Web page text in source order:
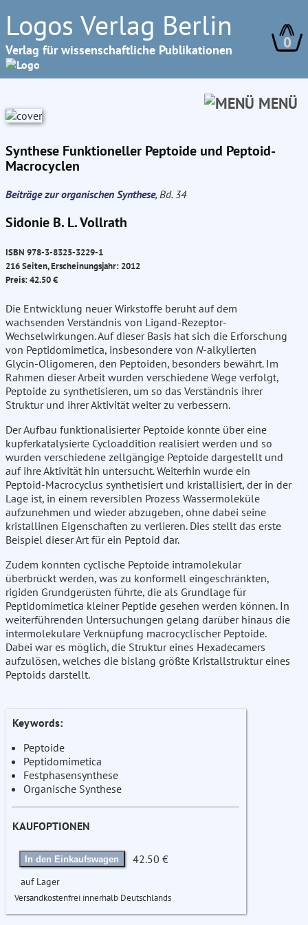
Logos Verlag Berlin
Verlag für wissenschaftliche Publikationen 0
MENÜ
Synthese Funktioneller Peptoide und Peptoid-
Macrocyclen
Beiträge zur organischen Synthese, Bd. 34
Sidonie B. L. Vollrath
ISBN 978-3-8325-3229-1
216 Seiten, Erscheinungsjahr: 2012
Preis: 42.50 €
Die Entwicklung neuer Wirkstoffe beruht auf dem
wachsenden Verständnis von Ligand-Rezeptor-
Wechselwirkungen. Auf dieser Basis hat sich die Erforschung
von Peptidomimetica, insbesondere von N-alkylierten
Glycin-Oligomeren, den Peptoiden, besonders bewährt. Im
Rahmen dieser Arbeit wurden verschiedene Wege verfolgt,
Peptoide zu synthetisieren, um so das Verständnis ihrer
Struktur und ihrer Aktivität weiter zu verbessern.
Der Aufbau funktionalisierter Peptoide konnte über eine
kupferkatalysierte Cycloaddition realisiert werden und so
wurden verschiedene zellgängige Peptoide dargestellt und
auf ihre Aktivität hin untersucht. Weiterhin wurde ein
Peptoid-Macrocyclus synthetisiert und kristallisiert, der in der
Lage ist, in einem reversiblen Prozess Wassermoleküle
aufzunehmen und wieder abzugeben, ohne dabei seine
kristallinen Eigenschaften zu verlieren. Dies stellt das erste
Beispiel dieser Art für ein Peptoid dar.
Zudem konnten cyclische Peptoide intramolekular
überbrückt werden, was zu konformell eingeschränkten,
rigiden Grundgerüsten führte, die als Grundlage für
Peptidomimetica kleiner Peptide gesehen werden können. In
weiterführenden Untersuchungen gelang darüber hinaus die
intermolekulare Verknüpfung macrocyclischer Peptoide.
Dabei war es möglich, die Struktur eines Hexadecamers
aufzulösen, welches die bislang größte Kristallstruktur eines
Peptoids darstellt.
Keywords:
Peptoide
Peptidomimetica
Festphasensynthese
Organische Synthese
KAUFOPTIONEN
In den Einkaufswagen 42.50 €
auf Lager
Versandkostenfrei innerhalb Deutschlands